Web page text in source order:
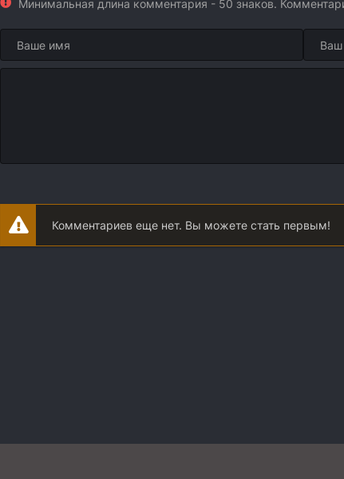
Минимальная длина комментария - 50 знаков.
Комментариев еще нет. Вы можете стать первым!